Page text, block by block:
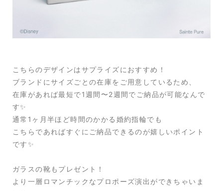
こちらのデザインはサプライズにおすすめ！
ブランドにサイズごとの在庫をご用意しているため、
在庫があれば最短で1週間〜2週間でご納品が可能なんで
す✨
通常1ヶ月半ほど時間のかかる婚約指輪でも
こちらであればすぐにご納品できるのが嬉しいポイント
です✨
ガラスの靴もプレゼント！
より一層ロマンチックなプロポーズ演出ができちゃいま